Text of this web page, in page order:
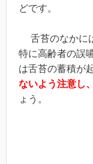
どです。
舌苔のなかに
特に高齢者の誤
は舌苔の蓄積が
ないよう注意し
ょう。